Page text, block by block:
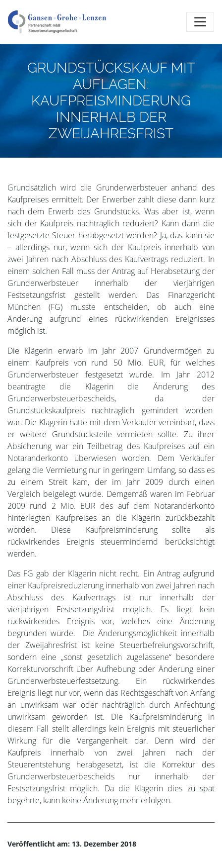
GRUNDSTÜCKSKAUF MIT
AUFLAGEN:
KAUFPREISMINDERUNG
INNERHALB DER
ZWEIJAHRESFRIST
Grundsätzlich wird die Grunderwerbsteuer anhand des
Kaufpreises ermittelt. Der Erwerber zahlt diese dann kurz
nach dem Erwerb des Grundstücks. Was aber ist, wenn
sich der Kaufpreis nachträglich reduziert? Kann dann die
festgesetzte Steuer herabgesetzt werden? Ja, das kann sie
– allerdings nur, wenn sich der Kaufpreis innerhalb von
zwei Jahren nach Abschluss des Kaufvertrags reduziert. In
einem solchen Fall muss der Antrag auf Herabsetzung der
Grunderwerbsteuer innerhalb der vierjährigen
Festsetzungsfrist gestellt werden. Das Finanzgericht
München (FG) musste entscheiden, ob auch eine
Änderung aufgrund eines rückwirkenden Ereignisses
möglich ist.
Die Klägerin erwarb im Jahr 2007 Grundvermögen zu
einem Kaufpreis von rund 50 Mio. EUR, für welches
Grunderwerbsteuer festgesetzt wurde. Im Jahr 2012
beantragte die Klägerin die Änderung des
Grunderwerbsteuerbescheids, da der
Grundstückskaufpreis nachträglich gemindert worden
war. Die Klägerin hatte mit dem Verkäufer vereinbart, dass
er weitere Grundstücksteile vermieten sollte. Zu ihrer
Absicherung war ein Teilbetrag des Kaufpreises auf ein
Notaranderkonto überwiesen worden. Dem Verkäufer
gelang die Vermietung nur in geringem Umfang, so dass es
zu einem Streit kam, der im Jahr 2009 durch einen
Vergleich beigelegt wurde. Demgemäß waren im Februar
2009 rund 2 Mio. EUR des auf dem Notaranderkonto
hinterlegten Kaufpreises an die Klägerin zurückbezahlt
worden. Diese Kaufpreisminderung sollte als
rückwirkendes Ereignis steuermindernd berücksichtigt
werden.
Das FG gab der Klägerin nicht recht. Ein Antrag aufgrund
einer Kaufpreisreduzierung innerhalb von zwei Jahren nach
Abschluss des Kaufvertrags ist nur innerhalb der
vierjährigen Festsetzungsfrist möglich. Es liegt kein
rückwirkendes Ereignis vor, welches eine Änderung
begründen würde. Die Änderungsmöglichkeit innerhalb
der Zweijahresfrist ist keine Steuerbefreiungsvorschrift,
sondern eine „sonst gesetzlich zugelassene“ besondere
Korrekturvorschrift über Aufhebung oder Änderung einer
Grunderwerbsteuerfestsetzung. Ein rückwirkendes
Ereignis liegt nur vor, wenn das Rechtsgeschäft von Anfang
an unwirksam war oder nachträglich durch Anfechtung
unwirksam geworden ist. Die Kaufpreisminderung in
diesem Fall stellt allerdings kein Ereignis mit steuerlicher
Wirkung für die Vergangenheit dar. Denn wird der
Kaufpreis innerhalb von zwei Jahren nach der
Steuerentstehung herabgesetzt, ist die Korrektur des
Grunderwerbsteuerbescheids nur innerhalb der
Festsetzungsfrist möglich. Da die Klägerin dies zu spät
begehrte, kann keine Änderung mehr erfolgen.
Veröffentlicht am: 13. Dezember 2018